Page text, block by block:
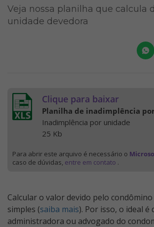
Veja nossa planilha que calcula
unidade devedora
Clique para baixar
Planilha de inadimplência
Inadimplência por unidade
25 Kb
Para abrir este arquivo é necessário o
caso de dúvidas, entre em contato .
Calcular o valor devido pelo
simples (saiba mais). Por isso, o ideal é
administradora ou advogado do